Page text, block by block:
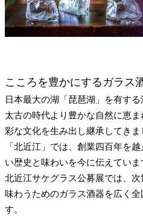
こころを豊かにするガラス
日本最大の湖「琵琶湖」を有する
太古の時代より豊かな自然に恵
彩な文化を生み出し継承してき
「北近江」では、創業四百年を
い歴史と味わいを今に伝えていま
北近江サケグラス公募展では、
味わうためのガラス酒器を広く
す。